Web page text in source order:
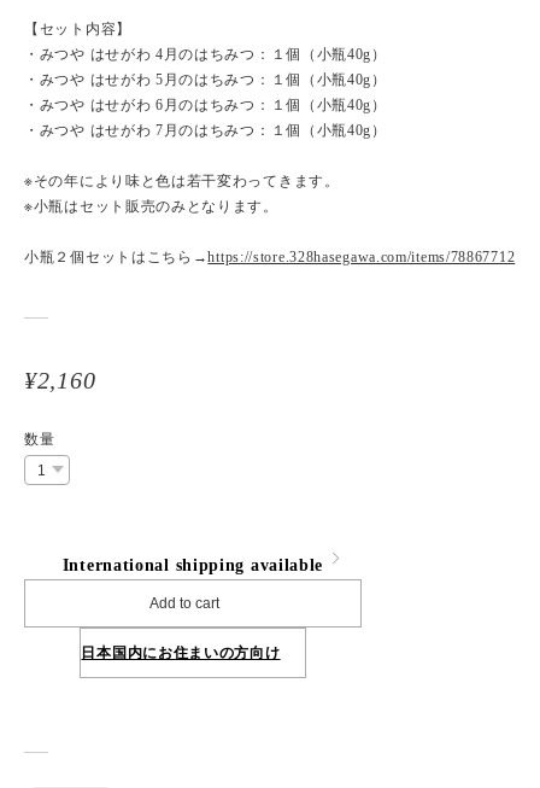
【セット内容】
・みつや はせがわ 4月のはちみつ：１個（小瓶40g）
・みつや はせがわ 5月のはちみつ：１個（小瓶40g）
・みつや はせがわ 6月のはちみつ：１個（小瓶40g）
・みつや はせがわ 7月のはちみつ：１個（小瓶40g）
※その年により味と色は若干変わってきます。
※小瓶はセット販売のみとなります。
小瓶２個セットはこちら→https://store.328hasegawa.com/items/78867712
¥2,160
数量
International shipping available
Add to cart
日本国内にお住まいの方向け